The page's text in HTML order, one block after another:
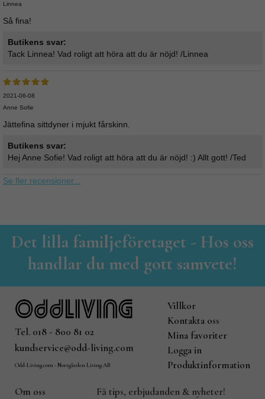
Linnea
Så fina!
Butikens svar:
Tack Linnea! Vad roligt att höra att du är nöjd! /Linnea
2021-06-08
Anne Sofie
Jättefina sittdyner i mjukt fårskinn.
Butikens svar:
Hej Anne Sofie! Vad roligt att höra att du är nöjd! :) Allt gott! /Ted
Se fler recensioner...
Det lilla familjeföretaget - Hos oss
handlar du med gott samvete!
Tel. 018 - 800 81 02
kundservice@odd-living.com
Odd-Living.com - Norrgården Living AB
Villkor
Kontakta oss
Mina favoriter
Logga in
Produktinformation
Om oss
Få tips, erbjudanden & nyheter!